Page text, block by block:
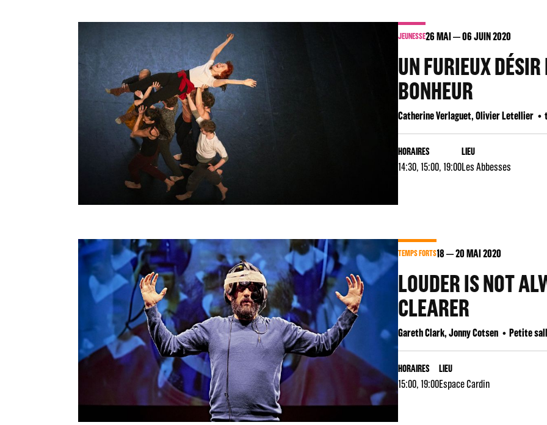
JEUNESSE26MAI 06JUIN 2020
UN FURIEUX DÉSIR
BONHEUR
Catherine Verlaguet, Olivier Letellier
HORAIRES
14:30, 15:00, 19:00
LIEU
Les Abbesses
TEMPS FORTS18 20MAI 2020
LOUDER IS NOT
CLEARER
Gareth Clark, Jonny Cotsen Petite
HORAIRES
15:00, 19:00
LIEU
Espace Cardin